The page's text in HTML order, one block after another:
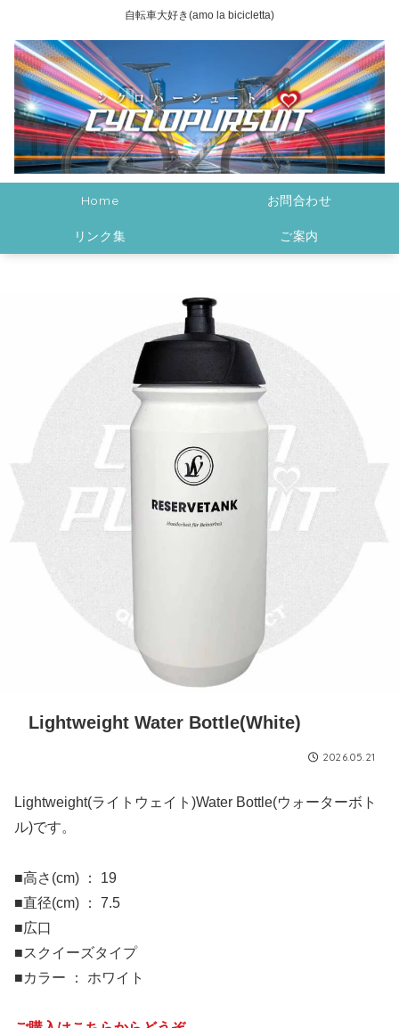
自転車大好き(amo la bicicletta)
Home お問合わせ
リンク集 ご案内
Lightweight Water Bottle(White)
2026.05.21
Lightweight(ライトウェイト)Water Bottle(ウォーターボト
ル)です。
■高さ(cm) ： 19
■直径(cm) ： 7.5
■広口
■スクイーズタイプ
■カラー ： ホワイト